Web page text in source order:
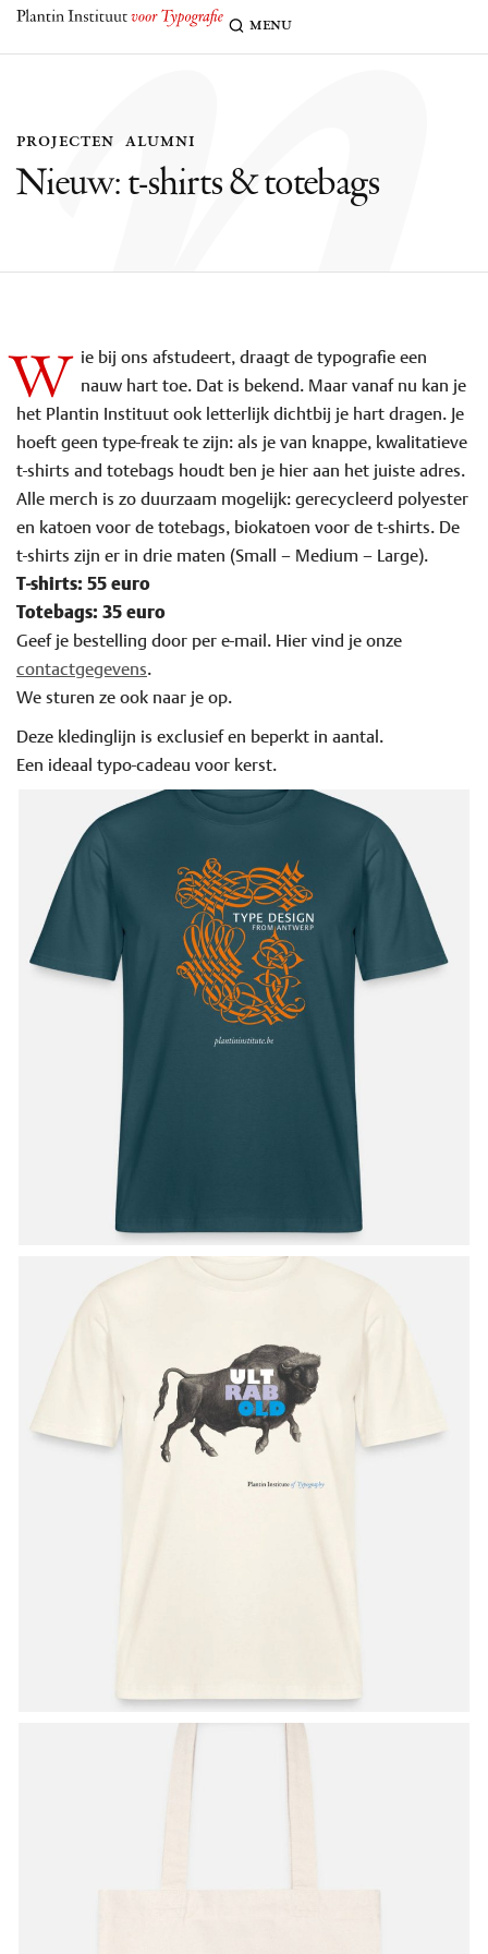
menu
projecten alumni
Nieuw: t-shirts & totebags
W ie bij ons afstudeert, draagt de typografie een
nauw hart toe. Dat is bekend. Maar vanaf nu kan je
het Plantin Instituut ook letterlijk dichtbij je hart dragen. Je
hoeft geen type-freak te zijn: als je van knappe, kwalitatieve
t-shirts and totebags houdt ben je hier aan het juiste adres.
Alle merch is zo duurzaam mogelijk: gerecycleerd polyester
en katoen voor de totebags, biokatoen voor de t-shirts. De
t-shirts zijn er in drie maten (Small – Medium – Large).
T-shirts: 55 euro
Totebags: 35 euro
Geef je bestelling door per e-mail. Hier vind je onze
contactgegevens.
We sturen ze ook naar je op.
Deze kledinglijn is exclusief en beperkt in aantal.
Een ideaal typo-cadeau voor kerst.